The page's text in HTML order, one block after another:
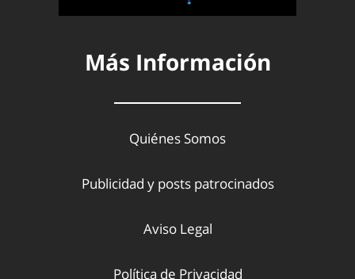
Más Información
Quiénes Somos
Publicidad y posts patrocinados
Aviso Legal
Política de Privacidad